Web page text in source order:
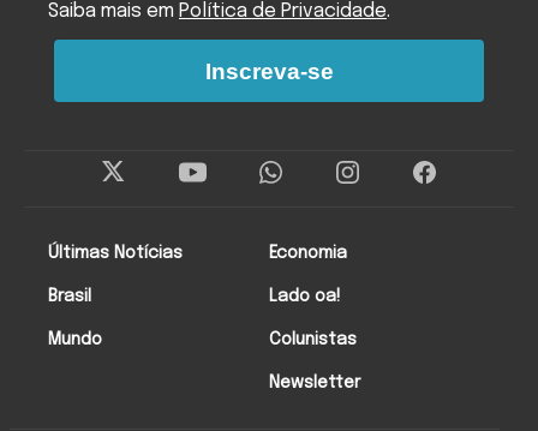
Últimas Notícias
Brasil
Mundo
Economia
Lado oa!
Colunistas
Newsletter
Saiba mais em Política de Privacidade.
Inscreva-se